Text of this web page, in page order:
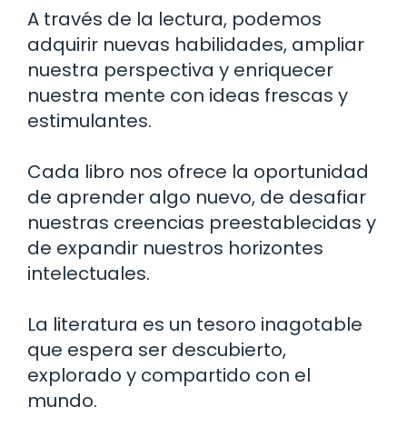
A través de la lectura, podemos
adquirir nuevas habilidades, ampliar
nuestra perspectiva y enriquecer
nuestra mente con ideas frescas y
estimulantes.
Cada libro nos ofrece la oportunidad
de aprender algo nuevo, de desafiar
nuestras creencias preestablecidas y
de expandir nuestros horizontes
intelectuales.
La literatura es un tesoro inagotable
que espera ser descubierto,
explorado y compartido con el
mundo.